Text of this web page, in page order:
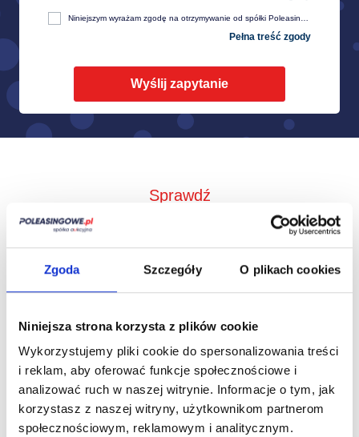
Zgoda Szczegóły O plikach cookies
Niniejsza strona korzysta z plików cookie
Wykorzystujemy pliki cookie do spersonalizowania treści
i reklam, aby oferować funkcje społecznościowe i
analizować ruch w naszej witrynie. Informacje o tym, jak
korzystasz z naszej witryny, użytkownikom partnerom
społecznościowym, reklamowym i analitycznym.
Sprawdź
Jak to działa?
Zbieramy od Przedstawimy Ci